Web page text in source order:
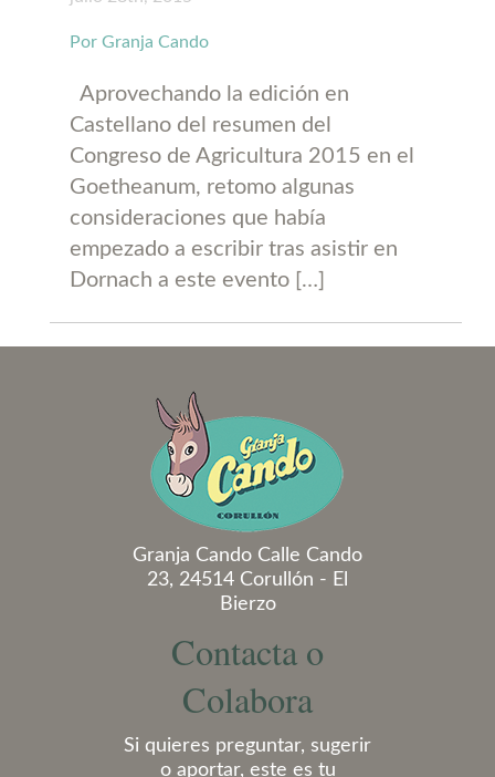
Por Granja Cando
Aprovechando la edición en
Castellano del resumen del
Congreso de Agricultura 2015 en el
Goetheanum, retomo algunas
consideraciones que había
empezado a escribir tras asistir en
Dornach a este evento […]
Granja Cando Calle Cando
23, 24514 Corullón - El
Bierzo
Contacta o
Colabora
Si quieres preguntar, sugerir
o aportar, este es tu